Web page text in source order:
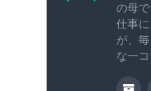
の母
仕事
が、
な一